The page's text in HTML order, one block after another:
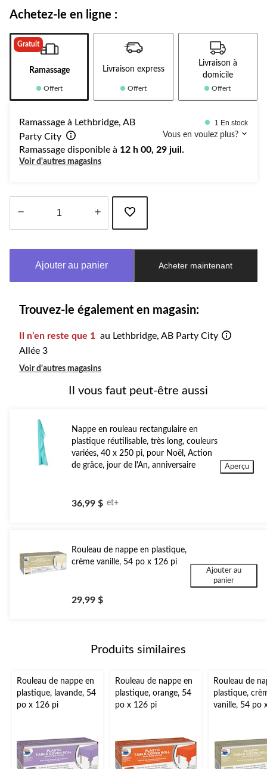
Achetez-le en ligne :
Gratuit
Ramassage
Offert
Livraison express
Offert
Livraison à
domicile
Offert
Ramassage à Lethbridge, AB
Party City
1 En stock
Vous en voulez plus?
Ramassage disponible à 12 h 00, 29 juil.
Voir d'autres magasins
à
Ajouter au panier Acheter maintenant
Trouvez-le également en magasin:
Il n’en reste que 1 au Lethbridge, AB Party City
Allée 3
Voir d'autres magasins
Il vous faut peut-être aussi
Nappe en rouleau rectangulaire en
plastique réutilisable, très long, couleurs
variées, 40 x 250 pi, pour Noël, Action
de grâce, jour de l'An, anniversaire
36,99 $ et+
Aperçu
Rouleau de nappe en plastique,
crème vanille, 54 po x 126 pi
29,99 $
Ajouter au
panier
Produits similaires
Rouleau de nappe en
plastique, lavande, 54
po x 126 pi
Rouleau de nappe en
plastique, orange, 54
po x 126 pi
Rouleau de
plastique,
vanille, 54 po